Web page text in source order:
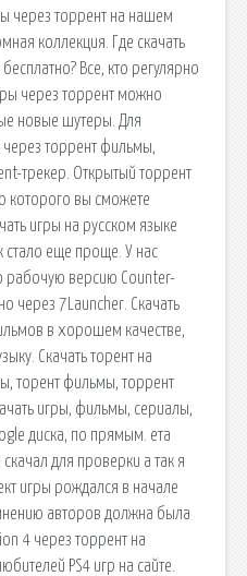
через торрент на нашем
коллекция. Где скачать
Все, кто регулярно
через торрент можно
новые шутеры. Для
через торрент фильмы,
трекер. Открытый торрент
которого вы сможете
игры на русском языке
стало еще проще. У нас
рабочую версию Counter-
через 7Launcher. Скачать
в хорошем качестве,
Скачать торент на
торент фильмы, торрент
игры, фильмы, сериалы,
диска, по прямым. ета
для проверки а так я
игры рождался в начале
авторов должна была
4 через торрент на
PS4 игр на сайте.